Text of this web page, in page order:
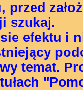
przed
szukaj.
efektu i
temat.